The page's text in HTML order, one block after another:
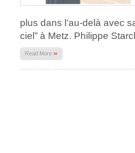
plus dans l’au-delà avec
ciel” à Metz. Philippe
Read More »